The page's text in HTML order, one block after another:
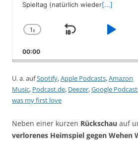
Spieltag (natürlich wieder[...]
Change
Rate
1x
Skip
Play
00:00
U. a. aufSpotify,Apple Podcasts,Amazon
Music, Podcast.de, Deezer,Google
was my first love
Neben einer kurzen Rückschau auf
verlorenes Heimspiel gegen Wehen